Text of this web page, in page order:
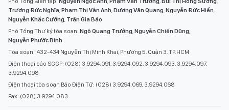
Trương Đức Nghĩa,Phạm Thị Vân Anh,Dương Văn Quang,Nguyễn Đức Hiển,
Nguyễn Khắc Cường, Trần Gia Bảo
Phó Tổng Thư ký tòa soạn: Ngô Quang Trưởng,Nguyễn Chiến Dũng,
Nguyễn Phước Bình
Tòa soạn : 432-434 Nguyễn Thị Minh Khai, Phường 5, Quận 3, TP.HCM
Điện thoại báo SGGP: (028) 3.9294.091, 3.9294.092, 3.9294.093, 3.9294.097,
3.9294.098
Điện thoại tòa soạn Báo Điện Tử: (028) 3.9294.069, 3.9294.068
Fax: (028) 3.9294.083